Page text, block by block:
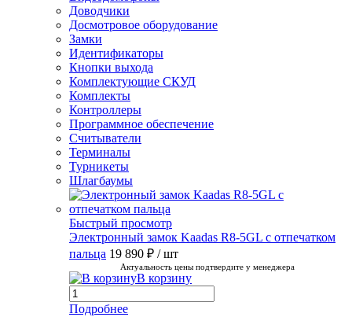
Доводчики
Досмотровое оборудование
Замки
Идентификаторы
Кнопки выхода
Комплектующие СКУД
Комплекты
Контроллеры
Программное обеспечение
Считыватели
Терминалы
Турникеты
Шлагбаумы
Быстрый просмотр
Электронный замок Kaadas R8-5GL с отпечатком
пальца 19 890 ₽ / шт
Актуальность цены подтвердите у менеджера
В корзину
Подробнее